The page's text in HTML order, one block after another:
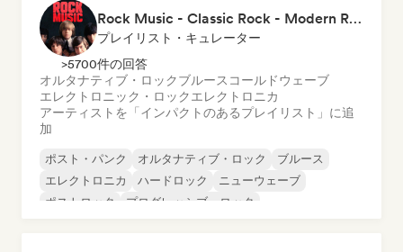
Rock Music - Classic Rock - Modern Rock
プレイリスト・キュレーター
>5700件の回答
オルタナティブ・ロックブルース コールドウェーブ
エレクトロニック・ロックエレクトロニカ
アーティストを「インパクトのあるプレイリスト」に追
加
ポスト・パンク オルタナティブ・ロック
ブルース
エレクトロニカ
ハードロック
ニューウェーブ
ポストロック
プログレッシブ・ロック